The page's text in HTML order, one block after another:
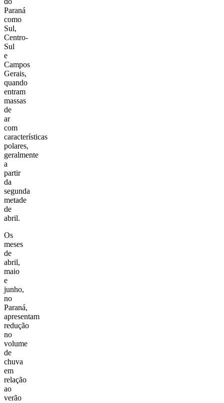
Paraná
como
Sul,
Centro-
Sul
e
Campos
Gerais,
quando
entram
massas
de
ar
com
características
polares,
geralmente
a
partir
da
segunda
metade
de
abril.
Os
meses
de
abril,
maio
e
junho,
no
Paraná,
apresentam
redução
no
volume
de
chuva
em
relação
ao
verão